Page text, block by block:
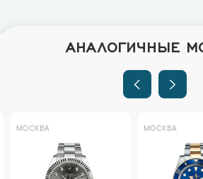
АНАЛОГИЧНЫЕ
МОСКВА МОСКВА